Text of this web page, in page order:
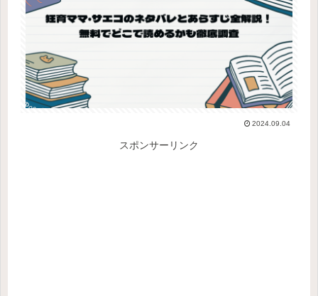
2024.09.04
スポンサーリンク